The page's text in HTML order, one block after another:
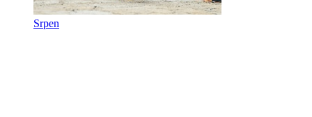
Srpen